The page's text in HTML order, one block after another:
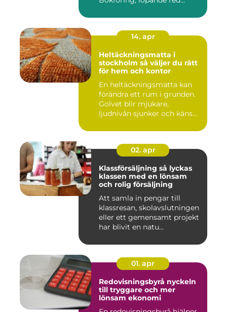
14. apr
Heltäckningsmatta i
stockholm så väljer du rätt
för hem och kontor
En heltäckningsmatta kan
förändra ett rum i grunden.
Golvet blir mjukare,
ljudnivån sjunker och käns...
02. apr
Klassförsäljning så lyckas
klassen med en lönsam
och rolig försäljning
Att samla in pengar till
klassresan, skolavslutningen
eller ett gemensamt projekt
har blivit en natu...
01. apr
Redovisningsbyrå nyckeln
till tryggare och mer
lönsam ekonomi